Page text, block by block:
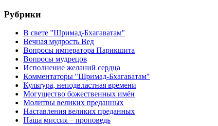
Рубрики
В свете "Шримад-Бхагаватам"
Вечная мудрость Вед
Вопросы императора Парикшита
Вопросы мудрецов
Исполнение желаний сердца
Комментаторы "Шримад-Бхагаватам"
Культура, неподвластная времени
Могущество божественных имён
Молитвы великих преданных
Наставления великих преданных
Наша миссия – проповедь